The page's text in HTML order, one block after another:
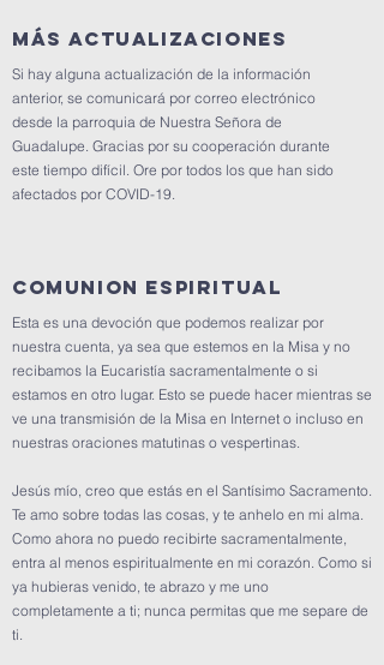
MÁS ACTUALIZACIONES
Si hay alguna actualización de la información
anterior, se comunicará por correo electrónico
desde la parroquia de Nuestra Señora de
Guadalupe. Gracias por su cooperación durante
este tiempo difícil. Ore por todos los que han sido
afectados por COVID-19.
Comunion espiritual
Esta es una devoción que podemos realizar por
nuestra cuenta, ya sea que estemos en la Misa y no
recibamos la Eucaristía sacramentalmente o si
estamos en otro lugar. Esto se puede hacer mientras se
ve una transmisión de la Misa en Internet o incluso en
nuestras oraciones matutinas o vespertinas.
Jesús mío, creo que estás en el Santísimo Sacramento.
Te amo sobre todas las cosas, y te anhelo en mi alma.
Como ahora no puedo recibirte sacramentalmente,
entra al menos espiritualmente en mi corazón. Como si
ya hubieras venido, te abrazo y me uno
completamente a ti; nunca permitas que me separe de
ti.